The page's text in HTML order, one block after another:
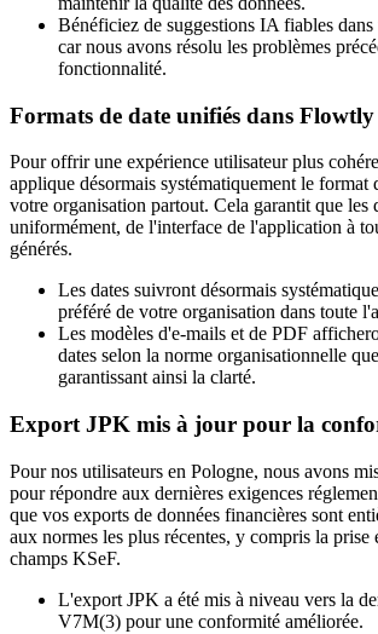
Bénéficiez de suggestions IA fiables
car nous avons résolu les problèmes
fonctionnalité.
Formats de date unifiés dans Flowtly
Pour offrir une expérience utilisateur plus
applique désormais systématiquement le format
votre organisation partout. Cela garantit que les
uniformément, de l'interface de l'application à
générés.
Les dates suivront désormais
préféré de votre organisation dans toute
Les modèles d'e-mails et de PDF
dates selon la norme organisationnelle
garantissant ainsi la clarté.
Export JPK mis à jour pour la
Pour nos utilisateurs en Pologne, nous avons
pour répondre aux dernières exigences
que vos exports de données financières sont
aux normes les plus récentes, y compris la prise
champs KSeF.
L'export JPK a été mis à niveau vers la
V7M(3) pour une conformité améliorée.